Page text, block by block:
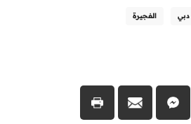
دبي الفجيرة